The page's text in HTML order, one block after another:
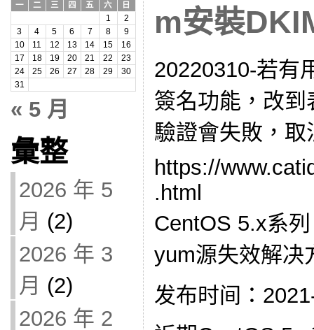
一
二 三 四 五 六
日
1
2
3
4 5 6 7 8
9
10
11 12 13 14 15
16
17
18 19 20 21 22
23
24
25 26 27 28 29
30
31
« 5 月
彙整
2026 年 5
月 (2)
2026 年 3
月 (2)
2026 年 2
m安裝
20220310-若有
簽名功能，改
驗證會失敗，取
https://
.html
CentOS 5.x系
yum源失效解决
发布时间：